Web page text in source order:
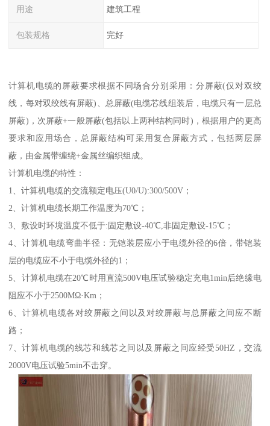
用途 建筑工程
包装规格 完好
计算机电缆的屏蔽要求根据不同场合分别采用：分屏蔽(仅对双绞
线，每对双绞线有屏蔽)、总屏蔽(电缆芯线组装后，电缆只有一层总
屏蔽)，次屏蔽+一般屏蔽(包括以上两种结构同时)，根据用户的更高
要求和应用场合，总屏蔽结构可采用复合屏蔽方式，包括两层屏
蔽，由金属带缠绕+金属丝编织组成。
计算机电缆的特性：
1、计算机电缆的交流额定电压(U0/U):300/500V；
2、计算机电缆长期工作温度为70℃；
3、敷设时环境温度不低于:固定敷设-40℃,非固定敷设-15℃；
4、计算机电缆弯曲半径：无铠装层应小于电缆外径的6倍，带铠装
层的电缆应不小于电缆外径的1；
5、计算机电缆在20℃时用直流500V电压试验稳定充电1min后绝缘电
阻应不小于2500MΩ·Km；
6、计算机电缆各对绞屏蔽之间以及对绞屏蔽与总屏蔽之间应不断
路；
7、计算机电缆的线芯和线芯之间以及屏蔽之间应经受50HZ，交流
2000V电压试验5min不击穿。